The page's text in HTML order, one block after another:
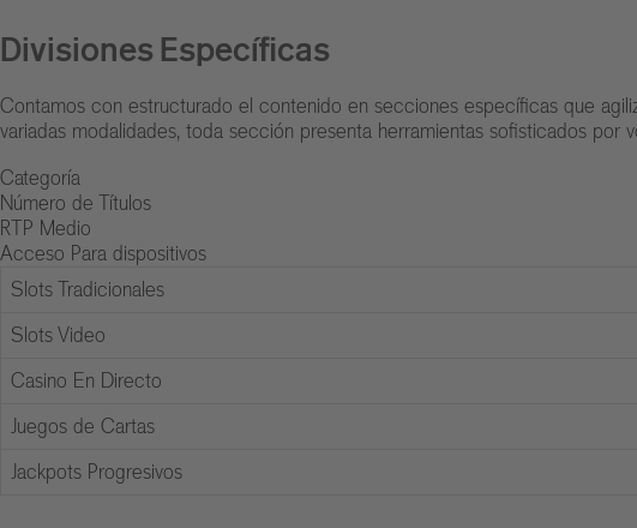
Divisiones Específicas
Contamos con estructurado el contenido en secciones específicas que
variadas modalidades, toda sección presenta herramientas sofisticados por
Categoría
Número de Títulos
RTP Medio
Acceso Para dispositivos
Slots Tradicionales
Slots Video
Casino En Directo
Juegos de Cartas
Jackpots Progresivos